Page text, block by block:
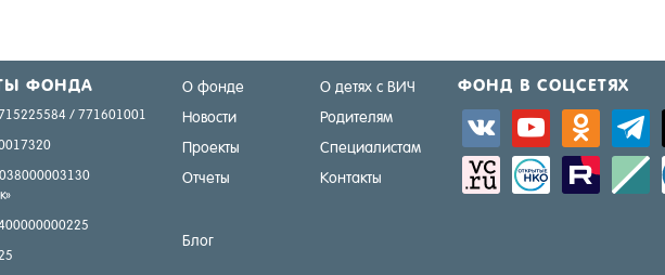
ФОН­ДА
/ 771601001
О фонде
Новости
Проекты
Отчеты
Блог
О детях с ВИЧ
Родителям
Специалистам
Контакты
ФОНД В СОЦ­СЕ­ТЯХ
vkontakteyoutube odnoklassniki
sitemap activity zerply standard